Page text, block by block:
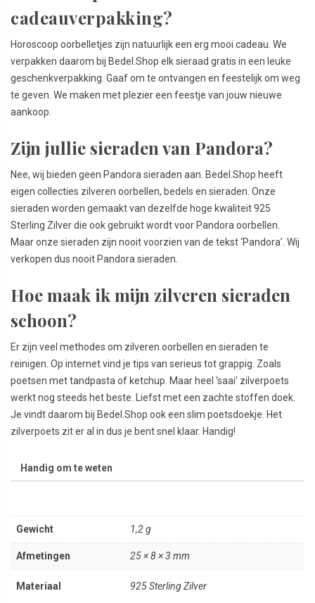
cadeauverpakking?
Horoscoop oorbelletjes zijn natuurlijk een erg mooi cadeau. We
verpakken daarom bij Bedel.Shop elk sieraad gratis in een leuke
geschenkverpakking. Gaaf om te ontvangen en feestelijk om weg
te geven. We maken met plezier een feestje van jouw nieuwe
aankoop.
Zijn jullie sieraden van Pandora?
Nee, wij bieden geen Pandora sieraden aan. Bedel.Shop heeft
eigen collecties zilveren oorbellen, bedels en sieraden. Onze
sieraden worden gemaakt van dezelfde hoge kwaliteit 925
Sterling Zilver die ook gebruikt wordt voor Pandora oorbellen.
Maar onze sieraden zijn nooit voorzien van de tekst ‘Pandora’. Wij
verkopen dus nooit Pandora sieraden.
Hoe maak ik mijn zilveren sieraden
schoon?
Er zijn veel methodes om zilveren oorbellen en sieraden te
reinigen. Op internet vind je tips van serieus tot grappig. Zoals
poetsen met tandpasta of ketchup. Maar heel ‘saai’ zilverpoets
werkt nog steeds het beste. Liefst met een zachte stoffen doek.
Je vindt daarom bij Bedel.Shop ook een slim poetsdoekje. Het
zilverpoets zit er al in dus je bent snel klaar. Handig!
Handig om te weten
Gewicht 1,2 g
Afmetingen 25 × 8 × 3 mm
Materiaal 925 Sterling Zilver